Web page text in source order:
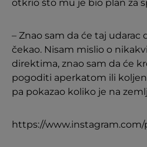
otkrio što mu je bio plan za
– Znao sam da će taj udarac
čekao. Nisam mislio o
direktima, znao sam da će
pogoditi aperkatom ili
pa pokazao koliko je na
https://www.instagram.com/